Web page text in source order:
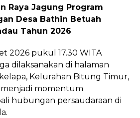
Raya Jagung Program
Desa Bathin Betuah
Tahun 2026
2026 pukul 17.30 WITA
dilaksanakan di halaman
Kelurahan Bitung Timur,
menjadi momentum
hubungan persaudaraan di